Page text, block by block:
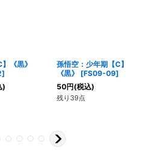
《黒》
]
)
孫悟空：少年期【C】
《黒》
[FS09-09]
50円(税込)
残り39点